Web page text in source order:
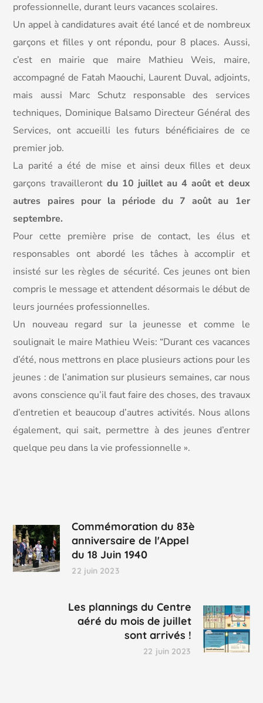
professionnelle, durant leurs vacances scolaires.
Un appel à candidatures avait été lancé et de nombreux
garçons et filles y ont répondu, pour 8 places. Aussi,
c’est en mairie que maire Mathieu Weis, maire,
accompagné de Fatah Maouchi, Laurent Duval, adjoints,
mais aussi Marc Schutz responsable des services
techniques, Dominique Balsamo Directeur Général des
Services, ont accueilli les futurs bénéficiaires de ce
premier job.
La parité a été de mise et ainsi deux filles et deux
garçons travailleront du 10 juillet au 4 août et deux
autres paires pour la période du 7 août au 1er
septembre.
Pour cette première prise de contact, les élus et
responsables ont abordé les tâches à accomplir et
insisté sur les règles de sécurité. Ces jeunes ont bien
compris le message et attendent désormais le début de
leurs journées professionnelles.
Un nouveau regard sur la jeunesse et comme le
soulignait le maire Mathieu Weis: “Durant ces vacances
d’été, nous mettrons en place plusieurs actions pour les
jeunes : de l’animation sur plusieurs semaines, car nous
avons conscience qu’il faut faire des choses, des travaux
d’entretien et beaucoup d’autres activités. Nous allons
également, qui sait, permettre à des jeunes d’entrer
quelque peu dans la vie professionnelle ».
Commémoration du 83è
anniversaire de l'Appel
du 18 Juin 1940
22 juin 2023
Les plannings du Centre
aéré du mois de juillet
sont arrivés !
22 juin 2023